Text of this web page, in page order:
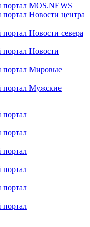
MOS.NEWS
Новости центра
Новости севера
Новости
портал Мировые
портал Мужские